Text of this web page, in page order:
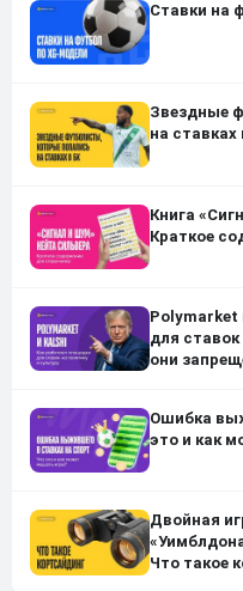
Ставки на
Звездные
на ставках
Книга
Краткое
Polymarket
для ставок
они
Ошибка
это и как
Двойная
Что такое